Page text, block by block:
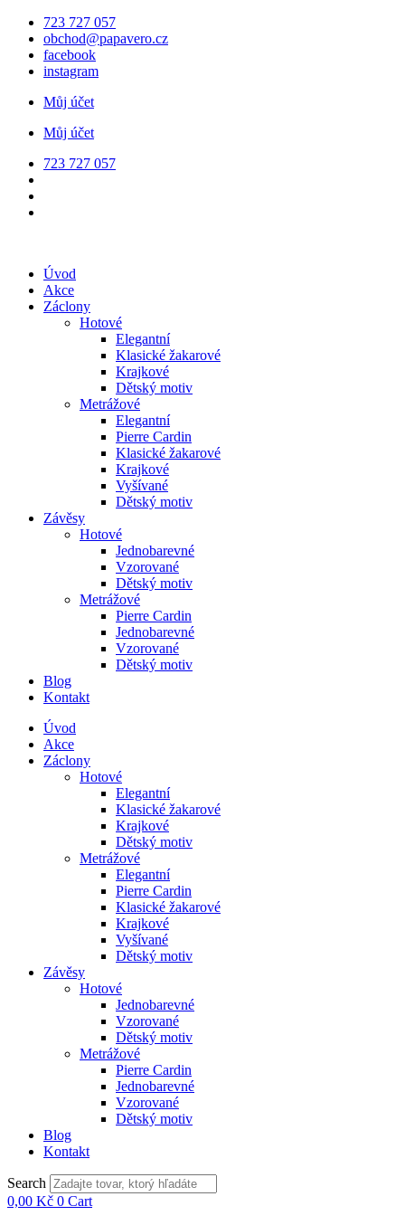
Přejít
obsahu
723 727 057
obchod@papavero.cz
facebook
instagram
Můj účet
Můj účet
723 727 057
Úvod
Akce
Záclony
Hotové
Elegantní
Klasické žakarové
Krajkové
Dětský motiv
Metrážové
Elegantní
Pierre Cardin
Klasické žakarové
Krajkové
Vyšívané
Dětský motiv
Závěsy
Hotové
Jednobarevné
Vzorované
Dětský motiv
Metrážové
Pierre Cardin
Jednobarevné
Vzorované
Dětský motiv
Blog
Kontakt
Úvod
Akce
Záclony
Hotové
Elegantní
Klasické žakarové
Krajkové
Dětský motiv
Metrážové
Elegantní
Pierre Cardin
Klasické žakarové
Krajkové
Vyšívané
Dětský motiv
Závěsy
Hotové
Jednobarevné
Vzorované
Dětský motiv
Metrážové
Pierre Cardin
Jednobarevné
Vzorované
Dětský motiv
Blog
Kontakt
Search
0,00 Kč 0 Cart